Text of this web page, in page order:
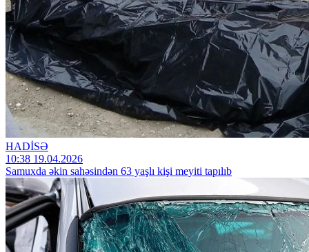
HADİSƏ
10:38 19.04.2026
Samuxda əkin sahəsindən 63 yaşlı kişi meyiti tapılıb